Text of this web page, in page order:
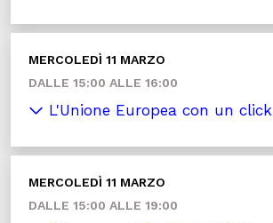
MERCOLEDÌ 11 MARZO
DALLE 15:00 ALLE 16:00
L'Unione Europea con un click
MERCOLEDÌ 11 MARZO
DALLE 15:00 ALLE 19:00